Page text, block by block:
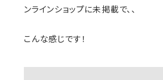
ンラインショップに未掲載で、、
こんな感じです！